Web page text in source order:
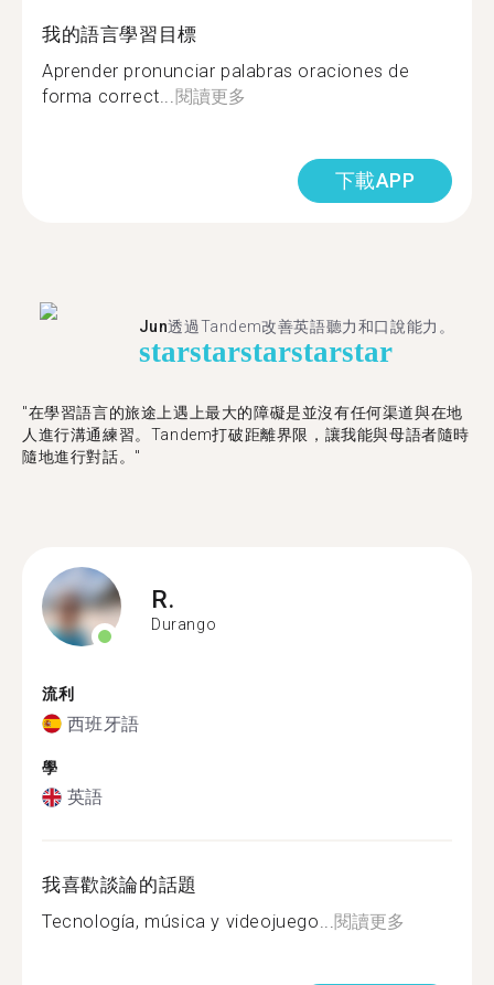
我的語言學習目標
Aprender pronunciar palabras oraciones de
forma correct...閱讀更多
下載APP
Jun透過Tandem改善英語聽力和口說能力。
starstarstarstarstar
"在學習語言的旅途上遇上最大的障礙是並沒有任何渠道與在地
人進行溝通練習。Tandem打破距離界限，讓我能與母語者隨時
隨地進行對話。"
R.
Durango
流利
西班牙語
學
英語
我喜歡談論的話題
Tecnología, música y videojuego...閱讀更多